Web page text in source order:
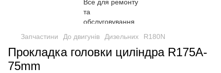
Запчастини До двигунів Дизельних R180N
Прокладка головки циліндра R175A-
75mm